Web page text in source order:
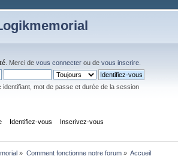
. Merci de vous connecter ou de vous inscrire
identifiant, mot de passe et durée de la session
Identifiez-vous Inscrivez-vous
» Comment fonctionne notre forum» Accueil